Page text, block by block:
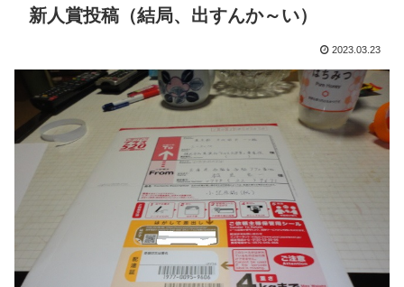
新人賞投稿（結局、出すんか～い）
2023.03.23